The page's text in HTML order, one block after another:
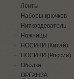
Ленты
Наборы крючков
Нитковдеватель
Ножницы
НОСИКИ (Китай)
НОСИКИ (Россия)
Ободки
ОРГАНЗА